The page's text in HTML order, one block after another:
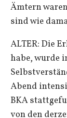
Ämtern
sind wie
ALTER: Die
habe, wurde
Abend
BKA
von den